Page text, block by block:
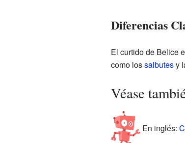
Diferencias
El curtido de Belice
como lossalbutesy
Véase
En inglés: